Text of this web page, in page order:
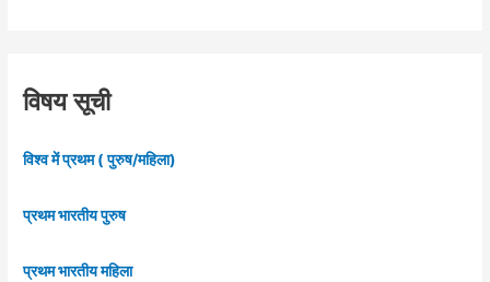
विषय सूची
विश्व में प्रथम ( पुरुष/महिला)
प्रथम भारतीय पुरुष
प्रथम भारतीय महिला